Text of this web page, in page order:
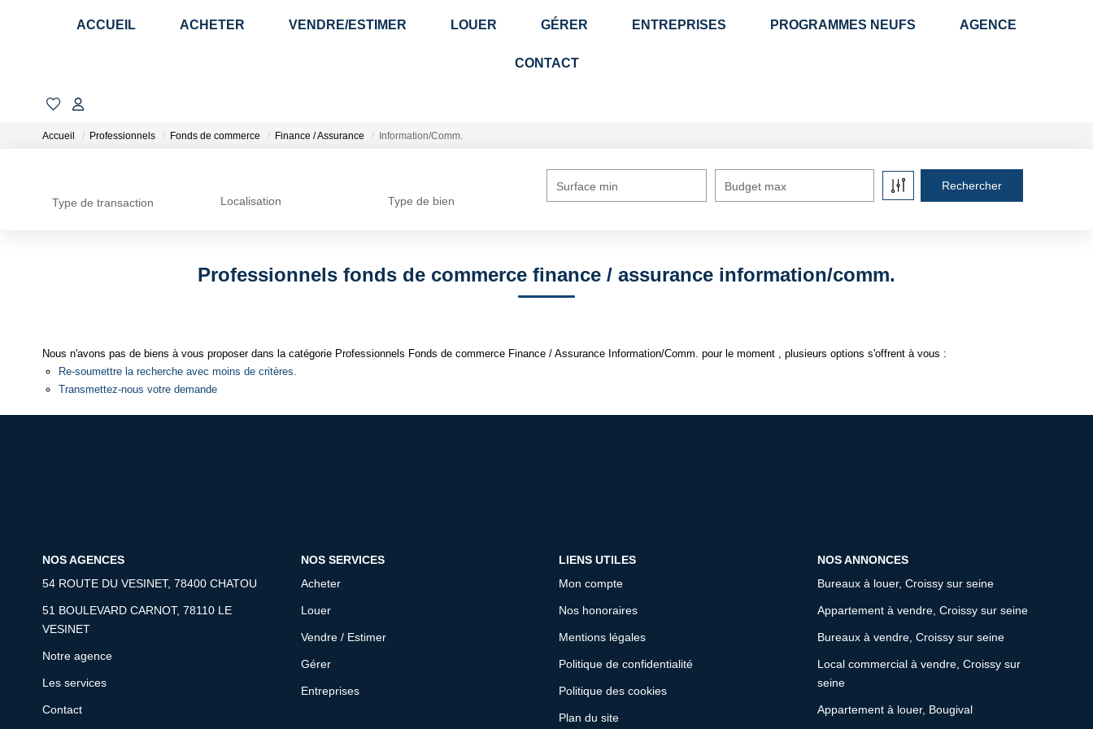
ACCUEIL ACHETER VENDRE/ESTIMER LOUER GÉRER ENTREPRISES PROGRAMMES NEUFS AGENCE
CONTACT
Accueil Professionnels Fonds de commerce Finance / Assurance Information/Comm.
Type de transaction Localisation Type de bien
Surface min Budget max
Professionnels fonds de commerce finance / assurance information/comm.
Nous n'avons pas de biens à vous proposer dans la catégorie Professionnels Fonds de commerce Finance / Assurance Information/Comm. pour le moment , plusieurs options s'offrent à vous :
Re-soumettre la recherche avec moins de critères.
Transmettez-nous votre demande
NOS AGENCES
54 ROUTE DU VESINET, 78400 CHATOU
51 BOULEVARD CARNOT, 78110 LE
VESINET
Notre agence
Les services
Contact
NOS SERVICES
Acheter
Louer
Vendre / Estimer
Gérer
Entreprises
LIENS UTILES
Mon compte
Nos honoraires
Mentions légales
Politique de confidentialité
Politique des cookies
Plan du site
NOS ANNONCES
Bureaux à louer, Croissy sur seine
Appartement à vendre, Croissy sur seine
Bureaux à vendre, Croissy sur seine
Local commercial à vendre, Croissy sur
seine
Appartement à louer, Bougival